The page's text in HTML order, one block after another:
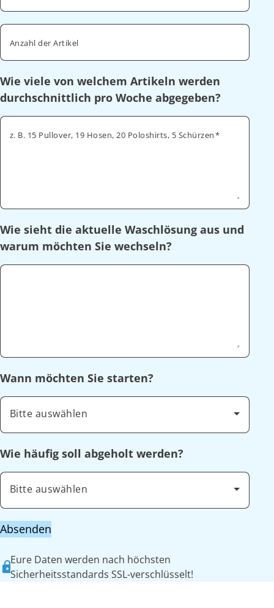
Anzahl der Artikel
Wie viele von welchem Artikeln werden
durchschnittlich pro Woche abgegeben?
z. B. 15 Pullover, 19 Hosen, 20 Poloshirts, 5 Schürzen
Wie sieht die aktuelle Waschlösung aus und
warum möchten Sie wechseln?
Wann möchten Sie starten?
Bitte auswählen
Wie häufig soll abgeholt werden?
Bitte auswählen
Absenden
Eure Daten werden nach höchsten
Sicherheitsstandards SSL-verschlüsselt!